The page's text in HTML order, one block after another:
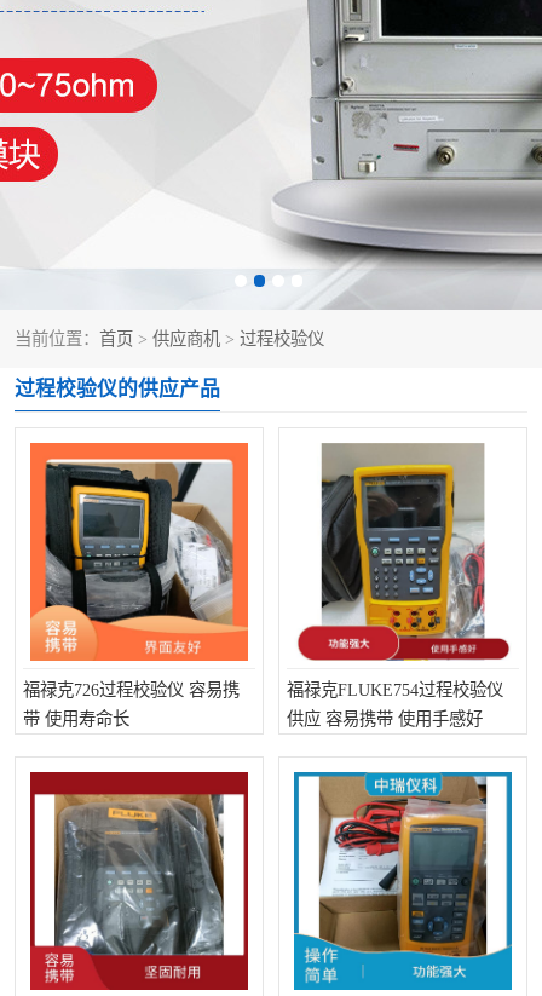
当前位置： 首页 > 供应商机 > 过程校验仪
过程校验仪的供应产品
福禄克726过程校验仪 容易携
带 使用寿命长
福禄克FLUKE754过程校验仪
供应 容易携带 使用手感好
蓝牙测试仪 网络分析仪
过程校验仪 电桥测试仪
泰克示波器 电池测试仪
函数信号发生器
校准件
阻抗分析仪